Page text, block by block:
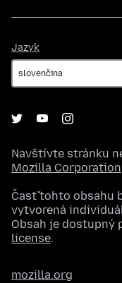
Jazyk
Navštívte stránku
Mozilla Corporation
Časť tohto obsahu
vytvorená
Obsah je dostupný
license.
mozilla.org